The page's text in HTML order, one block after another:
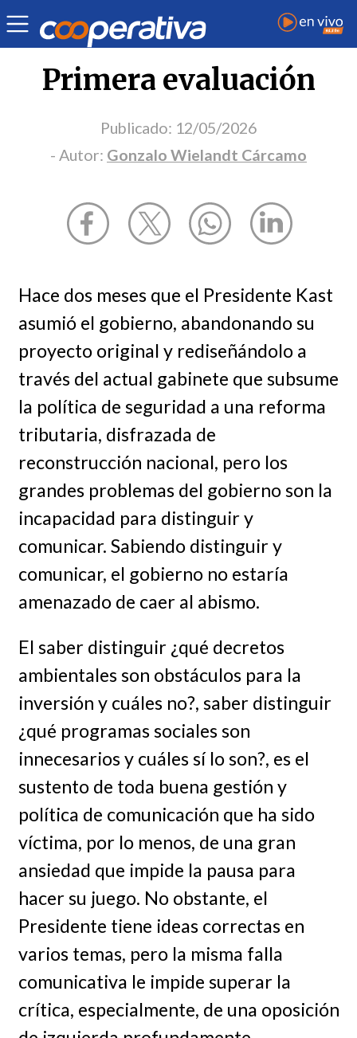
Opinión | Gonzalo Wielandt Cárcamo
Primera evaluación
Publicado: 12/05/2026
- Autor: Gonzalo Wielandt Cárcamo
Hace dos meses que el Presidente Kast
asumió el gobierno, abandonando su
proyecto original y rediseñándolo a
través del actual gabinete que subsume
la política de seguridad a una reforma
tributaria, disfrazada de
reconstrucción nacional, pero los
grandes problemas del gobierno son la
incapacidad para distinguir y
comunicar. Sabiendo distinguir y
comunicar, el gobierno no estaría
amenazado de caer al abismo.
El saber distinguir ¿qué decretos
ambientales son obstáculos para la
inversión y cuáles no?, saber distinguir
¿qué programas sociales son
innecesarios y cuáles sí lo son?, es el
sustento de toda buena gestión y
política de comunicación que ha sido
víctima, por lo menos, de una gran
ansiedad que impide la pausa para
hacer su juego. No obstante, el
Presidente tiene ideas correctas en
varios temas, pero la misma falla
comunicativa le impide superar la
crítica, especialmente, de una oposición